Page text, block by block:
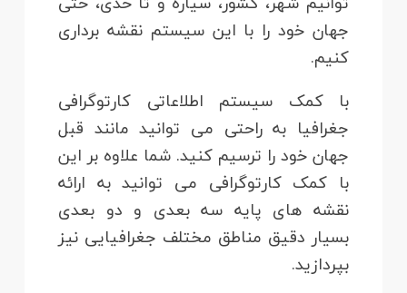
جهان خود را با این سیستم نقشه برداری
کنیم.
با کمک سیستم اطلاعاتی کارتوگرافی
جغرافیا به راحتی می توانید مانند قبل
جهان خود را ترسیم کنید. شما علاوه بر این
با کمک کارتوگرافی می توانید به ارائه
نقشه های پایه سه بعدی و دو بعدی
بسیار دقیق مناطق مختلف جغرافیایی نیز
بپردازید.